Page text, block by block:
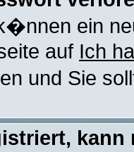
ein
auf Ich
und Sie